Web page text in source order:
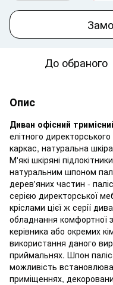
До обраного
Опис
Диван офісний
елітного
каркас, натуральна
М'які шкіряні
натуральним шпоном
дерев'яних частин -
серією директорської
кріслами цієї ж серії
обладнання комфортної
керівника або окремих
використання даного
приймальнях. Шпон
можливість
приміщеннях,